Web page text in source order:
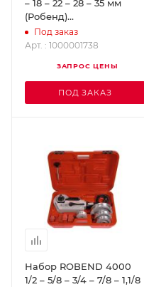
– 18 – 22 – 28 – 35 мм
(Робенд)
ROTHENBERGER
1000001738
Под заказ
Арт. : 1000001738
ЗАПРОС ЦЕНЫ
ПОД ЗАКАЗ
Набор ROBEND 4000
1/2 – 5/8 – 3/4 – 7/8 – 1,1/8